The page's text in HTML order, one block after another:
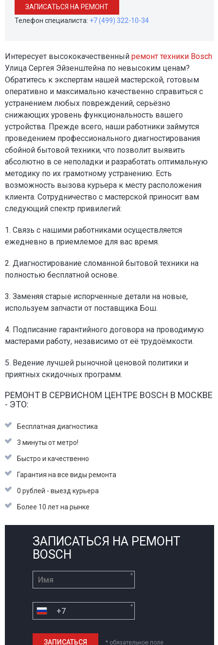
ЗАПИСАТЬСЯ НА РЕМОНТ
Телефон специалиста: +7 (499) 322-10-34
Интересует высококачественный ремонт техники Bosch
Улица Сергея Эйзенштейна по невысоким ценам?
Обратитесь к экспертам нашей мастерской, готовым
оперативно и максимально качественно справиться с
устранением любых повреждений, серьёзно
снижающих уровень функциональность вашего
устройства. Прежде всего, наши работники займутся
проведением профессионального диагностирования
сбойной бытовой техники, что позволит выявить
абсолютно в се неполадки и разработать оптимальную
методику по их грамотному устранению. Есть
возможность вызова курьера к месту расположения
клиента. Сотрудничество с мастерской приносит вам
следующий спектр привилегий:
1. Связь с нашими работниками осуществляется
ежедневно в приемлемое для вас время.
2. Диагностирование сломанной бытовой техники на
полностью бесплатной основе.
3. Заменяя старые испорченные детали на новые,
используем запчасти от поставщика Бош.
4. Подписание гарантийного договора на проводимую
мастерами работу, независимо от её трудоёмкости.
5. Ведение лучшей рыночной ценовой политики и
приятных скидочных программ.
РЕМОНТ В СЕРВИСНОМ ЦЕНТРЕ BOSCH В МОСКВЕ
- ЭТО:
Бесплатная диагностика
3 минуты от метро!
Быстро и качественно
Гарантия на все виды ремонта
0 рублей - выезд курьера
Более 10 лет на рынке
ЗАПИСАТЬСЯ НА РЕМОНТ
BOSCH
*
*
* обязательное поле